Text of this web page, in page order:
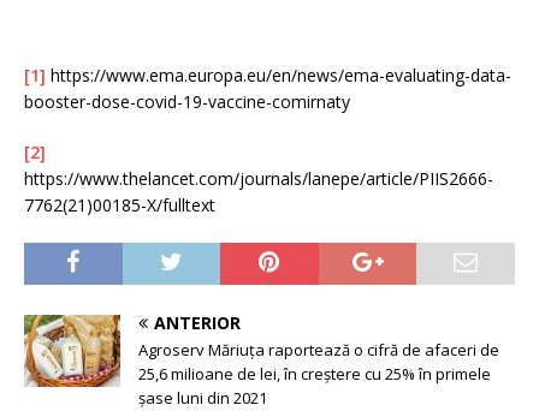
[1] https://www.ema.europa.eu/en/news/ema-evaluating-data-
booster-dose-covid-19-vaccine-comirnaty
[2]
https://www.thelancet.com/journals/lanepe/article/PIIS2666-
7762(21)00185-X/fulltext
ANTERIOR
Agroserv Măriuța raportează o cifră de afaceri de
25,6 milioane de lei, în creștere cu 25% în primele
șase luni din 2021